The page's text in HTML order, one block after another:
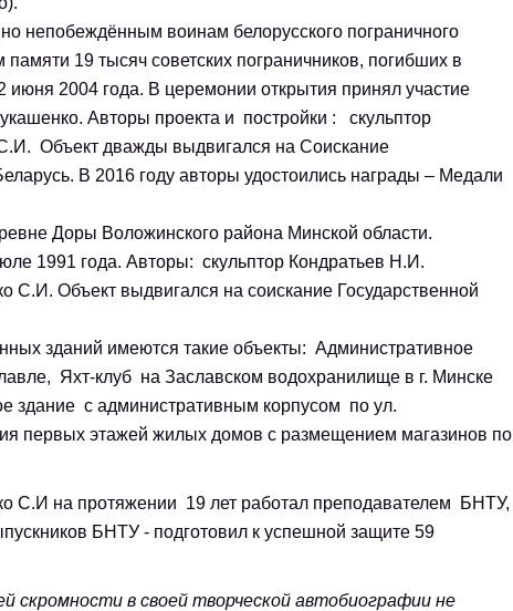
непобеждённым воинам белорусского пограничного
19 тысяч советских пограничников, погибших в
2004 года. В церемонии открытия принял участие
Авторы проекта и постройки : скульптор
Объект дважды выдвигался на Соискание
В 2016 году авторы удостоились награды – Медали
Доры Воложинского района Минской области.
1991 года. Авторы: скульптор Кондратьев Н.И.
Объект выдвигался на соискание Государственной
зданий имеются такие объекты: Административное
Яхт-клуб на Заславском водохранилище в г. Минске
здание с административным корпусом по ул.
первых этажей жилых домов с размещением магазинов по
С.И на протяжении 19 лет работал преподавателем БНТУ,
БНТУ - подготовил к успешной защите 59
скромности в своей творческой автобиографии не